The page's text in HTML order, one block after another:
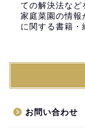
ての解決法など
家庭菜園の情報
に関する書籍・
お問い合わせ